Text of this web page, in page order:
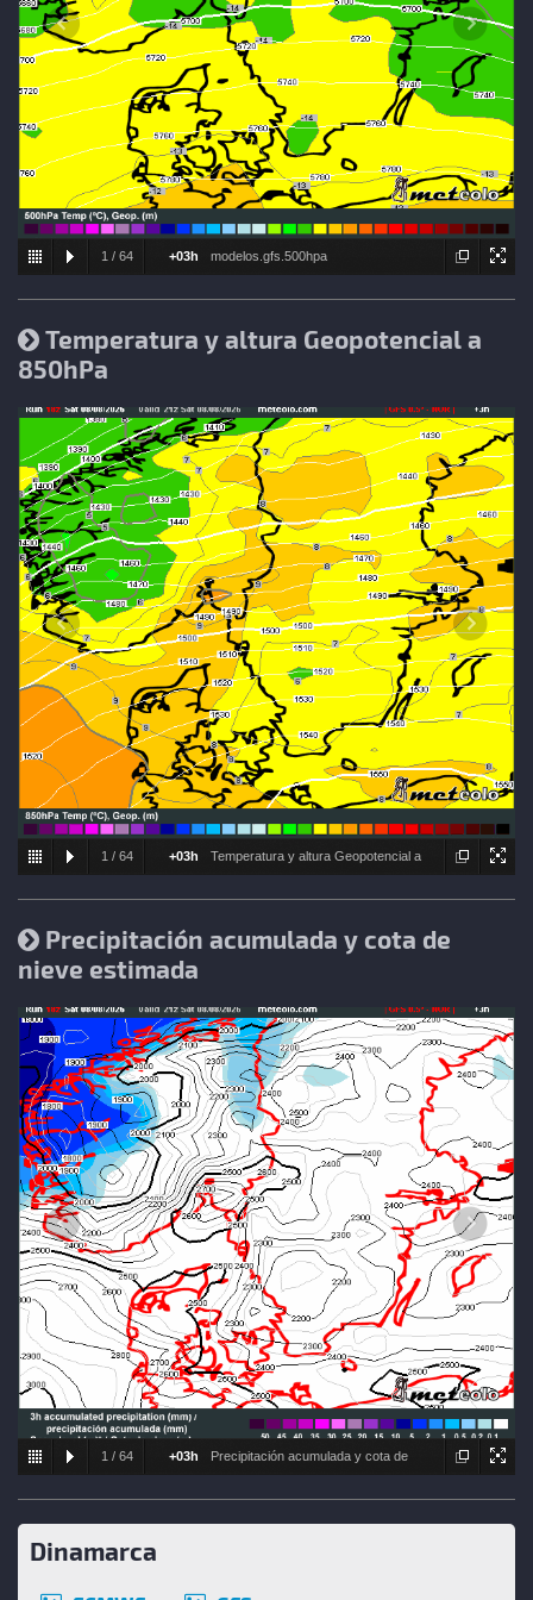
1 / 64 +03h modelos.gfs.500hpa
Temperatura y altura Geopotencial a
850hPa
1 / 64 +03h Temperatura y altura Geopotencial a
Precipitación acumulada y cota de
nieve estimada
1 / 64 +03h Precipitación acumulada y cota de
Dinamarca